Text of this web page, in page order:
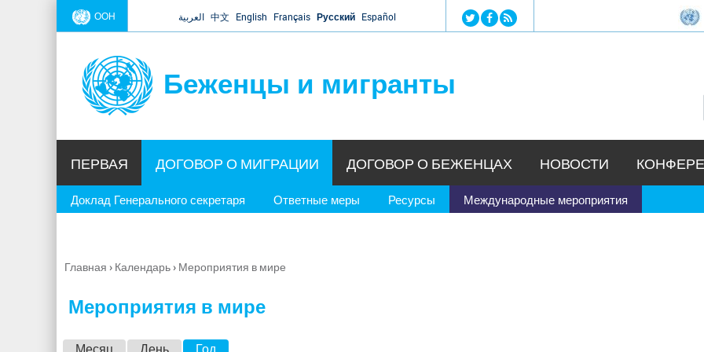
Jump to navigation
ООН العربية 中文 English Français Русский Español
Беженцы и мигранты
ПЕРВАЯ ДОГОВОР О МИГРАЦИИ
Доклад Генерального секретаря Ответные меры Ресурсы Международные мероприятия
ДОГОВОР О БЕЖЕНЦАХ НОВОСТИ
Вы
Главная › Календарь› Мероприятия в мире
Мероприятия в мире